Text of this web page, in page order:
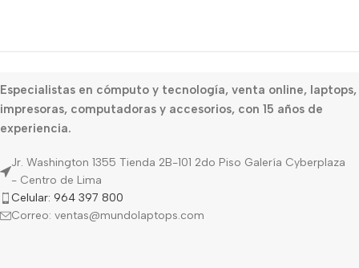
Especialistas en cómputo y tecnología, venta online, laptops,
impresoras, computadoras y accesorios, con 15 años de
experiencia.
Jr. Washington 1355 Tienda 2B-101 2do Piso Galería Cyberplaza
- Centro de Lima
Celular: 964 397 800
Correo: ventas@mundolaptops.com